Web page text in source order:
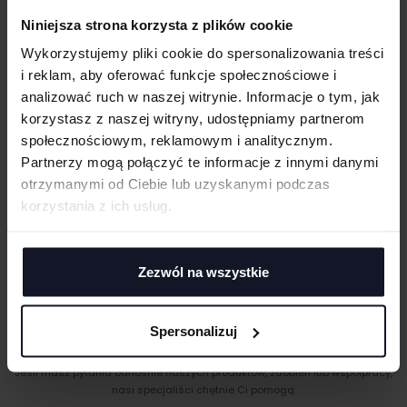
Niniejsza strona korzysta z plików cookie
Wykorzystujemy pliki cookie do spersonalizowania treści
i reklam, aby oferować funkcje społecznościowe i
analizować ruch w naszej witrynie. Informacje o tym, jak
korzystasz z naszej witryny, udostępniamy partnerom
społecznościowym, reklamowym i analitycznym.
Partnerzy mogą połączyć te informacje z innymi danymi
otrzymanymi od Ciebie lub uzyskanymi podczas
korzystania z ich usług.
Zezwól na wszystkie
Spersonalizuj
GRAMATURA I SKŁAD
PRANIE I PIELĘGNACJA
CERTYFIKATY
TECHNIKI ZDOBIENIA
Haft komputerowy
Haft komputerowy to technologia pozwalająca wykonywać zdobienia
Sitodruk to technika znakowania, która wygrywa trwałością i ceną przy
większych seriach. Idealny do koszulek, bluz i odzieży firmowej,
Zdobienie przy pomocy folii flex lub flock pozwala na aplikację
materiału wyciętego przez ploter bezpośrednio na odzieży, koszulkach,
torbach, parasolach, odzieży roboczej i innych tekstyliach.
DOSTAWA I PŁATNOŚĆ
UWAGI
ANULUJ
DODAJ
Jeśli masz pytania odnośnie naszych produktów, zdobień lub współpracy,
nasi specjaliści chętnie Ci pomogą.